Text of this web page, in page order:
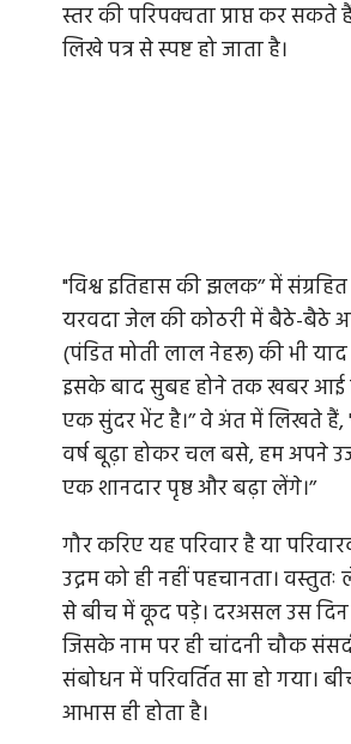
स्तर की परिपक्वता प्राप्त कर सकते
लिखे पत्र से स्पष्ट हो जाता है।
"विश्व इतिहास की झलक’’ में
यरवदा जेल की कोठरी में बैठे-बैठे
(पंडित मोती लाल नेहरू) की भी
इसके बाद सुबह होने तक खबर आई
एक सुंदर भेंट है।’’ वे अंत में लिखते
वर्ष बूढ़ा होकर चल बसे, हम अपने
एक शानदार पृष्ठ और बढ़ा लेंगे।’’
गौर करिए यह परिवार है या
उद्गम को ही नहीं पहचानता।
से बीच में कूद पड़े। दरअसल उस दिन
जिसके नाम पर ही चांदनी चौक
संबोधन में परिवर्तित सा हो गया।
आभास ही होता है।